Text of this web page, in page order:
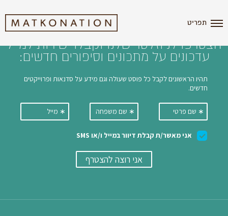
תפריט
הצטרפו לניוזלטר שלנו וקבלו ישירות למייל
עדכונים על מתכונים וסיפורים חדשים: